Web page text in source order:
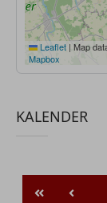
Leaflet | Map
Mapbox
KALENDER